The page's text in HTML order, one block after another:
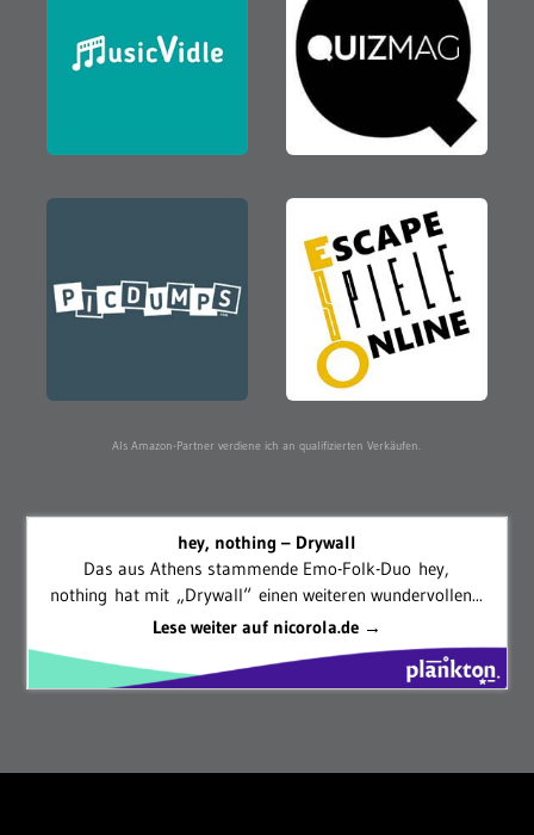
Als Amazon-Partner verdiene ich an qualifizierten Verkäufen.
hey, nothing – Drywall
Das aus Athens stammende Emo-Folk-Duo hey,
nothing hat mit „Drywall“ einen weiteren wundervollen...
Lese weiter auf nicorola.de →